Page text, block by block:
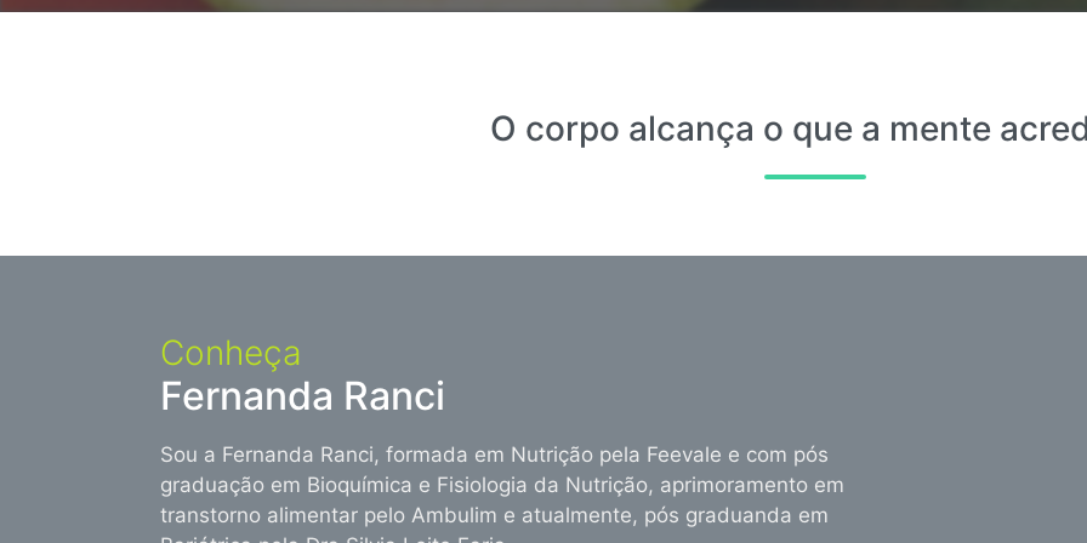
O corpo alcança o que a mente
Conheça
Fernanda Ranci
Sou a Fernanda Ranci, formada em Nutrição pela Feevale e com pós
graduação em Bioquímica e Fisiologia da Nutrição, aprimoramento em
transtorno alimentar pelo Ambulim e atualmente, pós graduanda em